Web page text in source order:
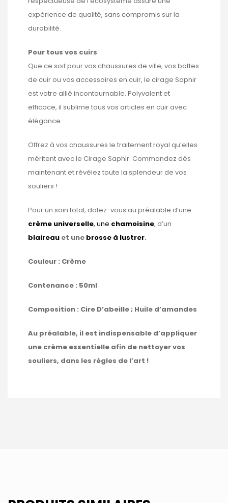
expérience de qualité, sans compromis sur la
durabilité.
Pour tous vos cuirs
Que ce soit pour vos chaussures de ville, vos bottes
de cuir ou vos accessoires en cuir, le cirage Saphir
est votre allié incontournable. Polyvalent et
efficace, il sublime tous vos articles en cuir avec
élégance.
Offrez à vos chaussures le traitement royal qu’elles
méritent avec le Cirage Saphir. Commandez dès
maintenant et révélez toute la splendeur de vos
souliers !
Pour un soin total, dotez-vous au préalable d’une
crème universelle, une chamoisine, d’un
blaireau et une brosse à lustrer.
Couleur : Crème
Contenance : 50ml
Composition : Cire D’abeille ; Huile d’amandes
Au préalable, il est indispensable d’appliquer
une crème essentielle afin de nettoyer vos
souliers, dans les règles de l’art !